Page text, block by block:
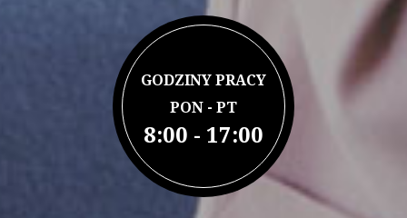
GODZINY PRACY
PON - PT
8:00 - 17:00